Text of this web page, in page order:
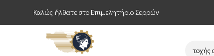
Καλώς ήλθατε στο Επιμελητήριο Σερρών
Πρόσκληση συμμετοχής